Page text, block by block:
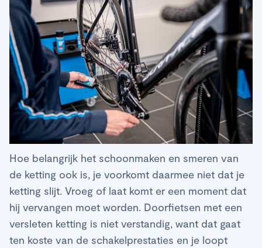
Hoe belangrijk het schoonmaken en smeren van
de ketting ook is, je voorkomt daarmee niet dat je
ketting slijt. Vroeg of laat komt er een moment dat
hij vervangen moet worden. Doorfietsen met een
versleten ketting is niet verstandig, want dat gaat
ten koste van de schakelprestaties en je loopt